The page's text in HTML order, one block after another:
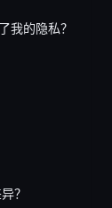
我的隐私？
？